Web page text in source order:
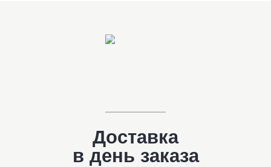
Доставка
в день заказа